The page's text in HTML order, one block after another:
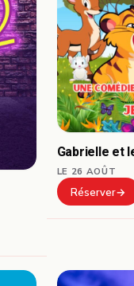
Gabrielle et
LE 26 AOÛT
Réserver